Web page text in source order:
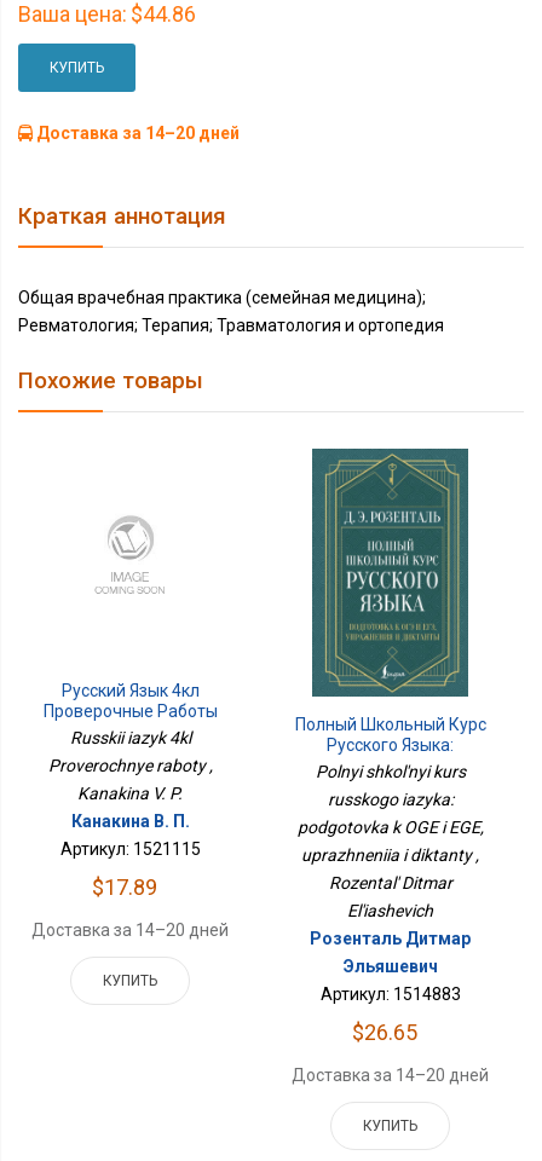
Ваша цена: $44.86
КУПИТЬ
Доставка за 14–20 дней
Краткая аннотация
Общая врачебная практика (семейная медицина);
Ревматология; Терапия; Травматология и ортопедия
Похожие товары
Русский Язык 4кл
Проверочные Работы
Russkii iazyk 4kl
Proverochnye raboty ,
Kanakina V. P.
Канакина В. П.
Артикул: 1521115
$17.89
Доставка за 14–20 дней
КУПИТЬ
Полный Школьный Курс
Русского Языка:
Подготовка К ОГЭ И ЕГЭ,
Упражнения И Диктанты
Polnyi shkol'nyi kurs
russkogo iazyka:
podgotovka k OGE i EGE,
uprazhneniia i diktanty ,
Rozental' Ditmar
El'iashevich
Розенталь Дитмар
Эльяшевич
Артикул: 1514883
$26.65
Доставка за 14–20 дней
КУПИТЬ